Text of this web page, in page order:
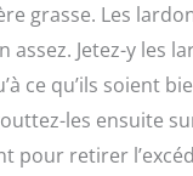
grasse. Les
assez. Jetez-y les
ce qu’ils soient
les ensuite
pour retirer